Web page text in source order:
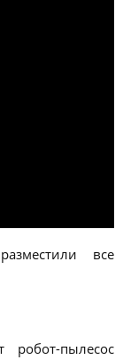
все
пылесос